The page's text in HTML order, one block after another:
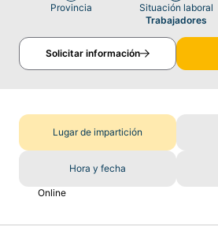
Provincia
Situación laboral
Trabajadores
Solicitar información
Lugar de impartición
Hora y fecha
Online